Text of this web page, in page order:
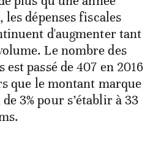
dépenses fiscales
d'augmenter tant
Le nombre des
est passé de 407 en 2016
que le montant marque
3% pour s’établir à 33